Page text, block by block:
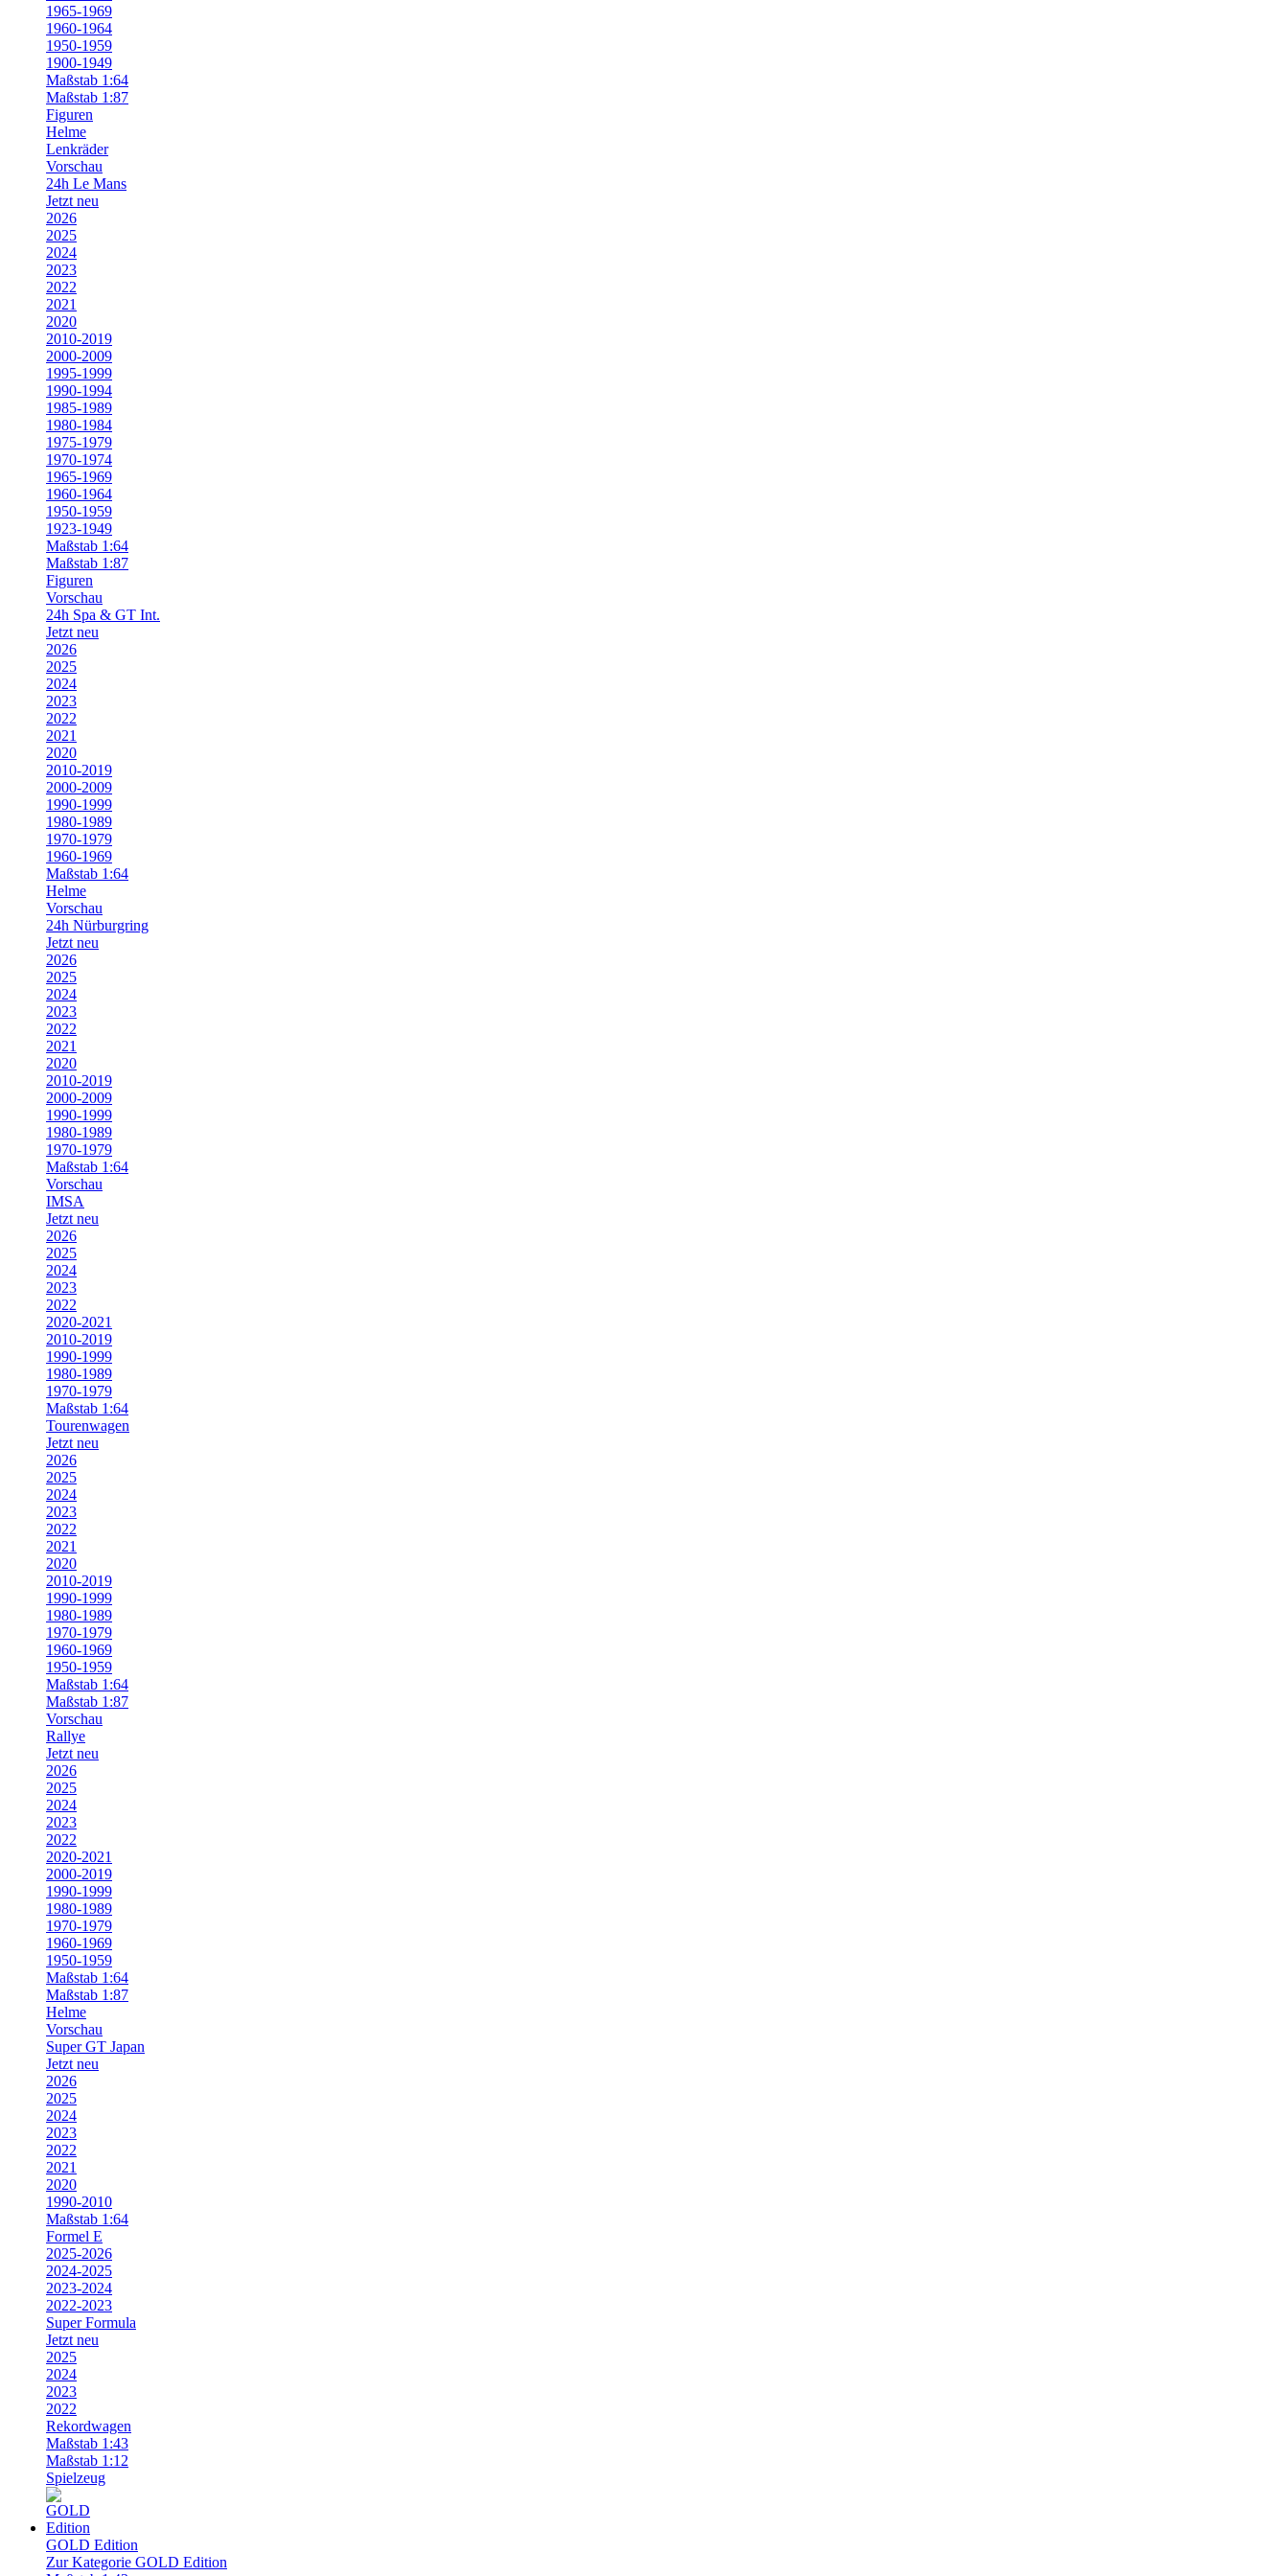
1965-1969
1960-1964
1950-1959
1900-1949
Maßstab 1:64
Maßstab 1:87
Figuren
Helme
Lenkräder
Vorschau
24h Le Mans
Jetzt neu
2026
2025
2024
2023
2022
2021
2020
2010-2019
2000-2009
1995-1999
1990-1994
1985-1989
1980-1984
1975-1979
1970-1974
1965-1969
1960-1964
1950-1959
1923-1949
Maßstab 1:64
Maßstab 1:87
Figuren
Vorschau
24h Spa & GT Int.
Jetzt neu
2026
2025
2024
2023
2022
2021
2020
2010-2019
2000-2009
1990-1999
1980-1989
1970-1979
1960-1969
Maßstab 1:64
Helme
Vorschau
24h Nürburgring
Jetzt neu
2026
2025
2024
2023
2022
2021
2020
2010-2019
2000-2009
1990-1999
1980-1989
1970-1979
Maßstab 1:64
Vorschau
IMSA
Jetzt neu
2026
2025
2024
2023
2022
2020-2021
2010-2019
1990-1999
1980-1989
1970-1979
Maßstab 1:64
Tourenwagen
Jetzt neu
2026
2025
2024
2023
2022
2021
2020
2010-2019
1990-1999
1980-1989
1970-1979
1960-1969
1950-1959
Maßstab 1:64
Maßstab 1:87
Vorschau
Rallye
Jetzt neu
2026
2025
2024
2023
2022
2020-2021
2000-2019
1990-1999
1980-1989
1970-1979
1960-1969
1950-1959
Maßstab 1:64
Maßstab 1:87
Helme
Vorschau
Super GT Japan
Jetzt neu
2026
2025
2024
2023
2022
2021
2020
1990-2010
Maßstab 1:64
Formel E
2025-2026
2024-2025
2023-2024
2022-2023
Super Formula
Jetzt neu
2025
2024
2023
2022
Rekordwagen
Maßstab 1:43
Maßstab 1:12
Spielzeug
GOLD Edition
Zur Kategorie GOLD Edition